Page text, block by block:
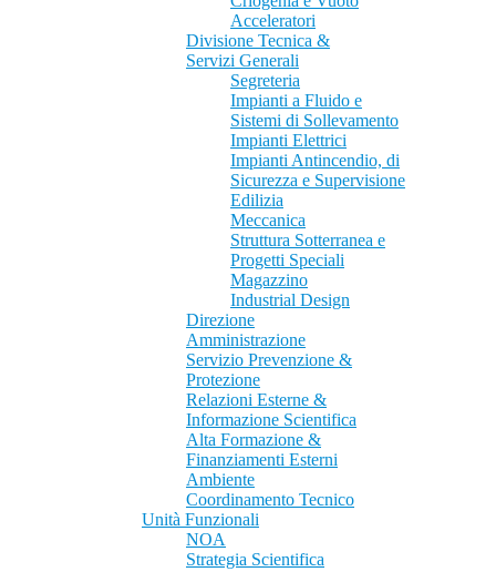
Acceleratori
Divisione Tecnica &
Servizi Generali
Segreteria
Impianti a Fluido e
Sistemi di Sollevamento
Impianti Elettrici
Impianti Antincendio, di
Sicurezza e Supervisione
Edilizia
Meccanica
Struttura Sotterranea e
Progetti Speciali
Magazzino
Industrial Design
Direzione
Amministrazione
Servizio Prevenzione &
Protezione
Relazioni Esterne &
Informazione Scientifica
Alta Formazione &
Finanziamenti Esterni
Ambiente
Coordinamento Tecnico
Unità Funzionali
NOA
Strategia Scientifica